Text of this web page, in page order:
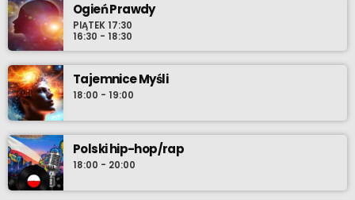
Ogień Prawdy
PIĄTEK 17:30
16:30 - 18:30
Tajemnice Myśli
18:00 - 19:00
Polski hip-hop/rap
18:00 - 20:00